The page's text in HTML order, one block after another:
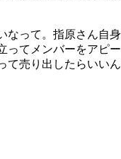
なって。指原さん自身
ってメンバーをアピー
て売り出したらいいん